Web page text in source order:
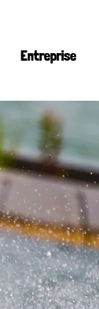
Entreprise